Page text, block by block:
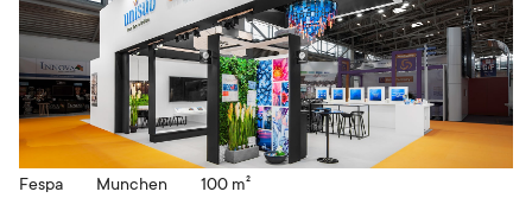
Fespa Munchen 100 m²